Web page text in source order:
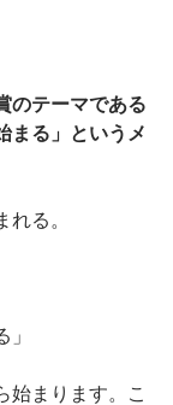
のテーマである
まる」というメ
る。
まります。こ